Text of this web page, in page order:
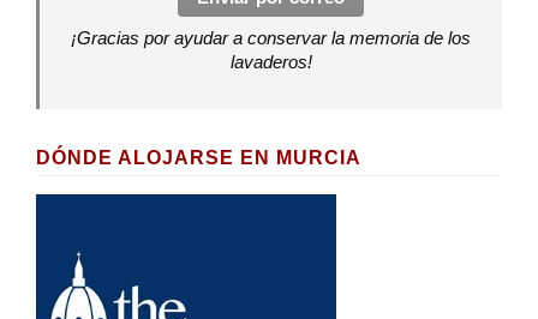
¡Gracias por ayudar a conservar la memoria de los
lavaderos!
DÓNDE ALOJARSE EN MURCIA